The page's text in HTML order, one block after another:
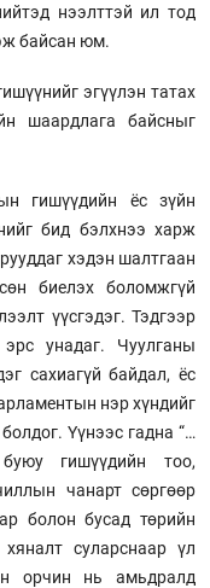
нээлттэй ил тод
байсан юм.
эгүүлэн татах
шаардлага байсныг
гишүүдийн ёс зүйн
бид бэлхнээ харж
хэдэн шалтгаан
биелэх боломжгүй
үүсгэдэг. Тэдгээр
унадаг. Чуулганы
сахиагүй байдал, ёс
нэр хүндийг
Үүнээс гадна “…
гишүүдийн тоо,
чанарт сөргөөр
болон бусад төрийн
суларснаар үл
орчин нь амьдралд